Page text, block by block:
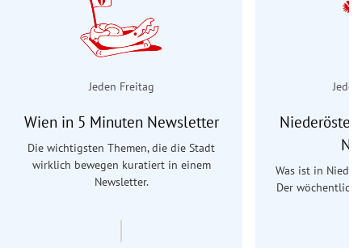
Jeden Freitag
Wien in 5 Minuten Newsletter
Die wichtigsten Themen, die die Stadt
wirklich bewegen kuratiert in einem
Newsletter.
Was ist in
Der